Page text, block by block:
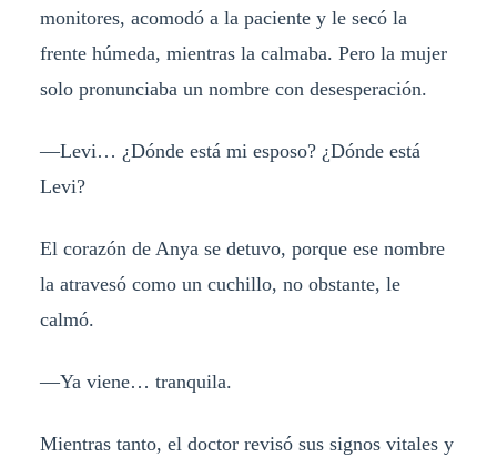
monitores, acomodó a la paciente y le secó la
frente húmeda, mientras la calmaba. Pero la mujer
solo pronunciaba un nombre con desesperación.
—Levi… ¿Dónde está mi esposo? ¿Dónde está
Levi?
El corazón de Anya se detuvo, porque ese nombre
la atravesó como un cuchillo, no obstante, le
calmó.
—Ya viene… tranquila.
Mientras tanto, el doctor revisó sus signos vitales y